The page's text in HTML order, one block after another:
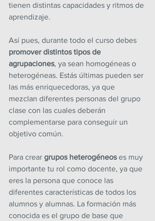
tienen distintas capacidades y ritmos de
aprendizaje.
Así pues, durante todo el curso debes
promover distintos tipos de
agrupaciones, ya sean homogéneas o
heterogéneas. Estás últimas pueden ser
las más enriquecedoras, ya que
mezclan diferentes personas del grupo
clase con las cuales deberán
complementarse para conseguir un
objetivo común.
Para crear grupos heterogéneos es muy
importante tu rol como docente, ya que
eres la persona que conoce las
diferentes características de todos los
alumnos y alumnas. La formación más
conocida es el grupo de base que